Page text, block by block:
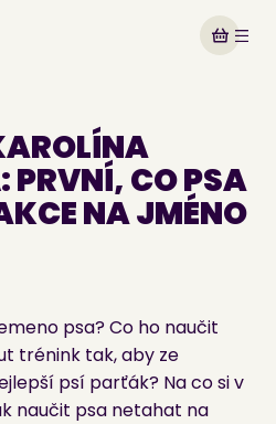
PRVNÍ, CO PSA
NA JMÉNO
První, co psa
psa? Co ho naučit
trénink tak, aby ze
psí parťák? Na co si v
naučit psa netahat na